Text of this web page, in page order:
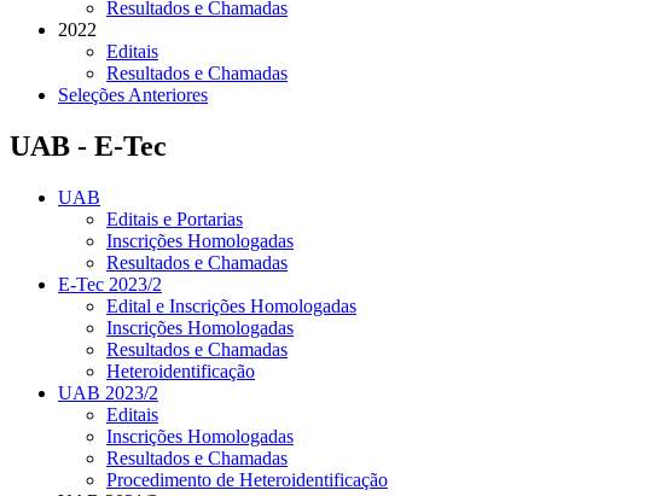
Resultados e Chamadas
2022
Editais
Resultados e Chamadas
Seleções Anteriores
UAB - E-Tec
UAB
Editais e Portarias
Inscrições Homologadas
Resultados e Chamadas
E-Tec 2023/2
Edital e Inscrições Homologadas
Inscrições Homologadas
Resultados e Chamadas
Heteroidentificação
UAB 2023/2
Editais
Inscrições Homologadas
Resultados e Chamadas
Procedimento de Heteroidentificação